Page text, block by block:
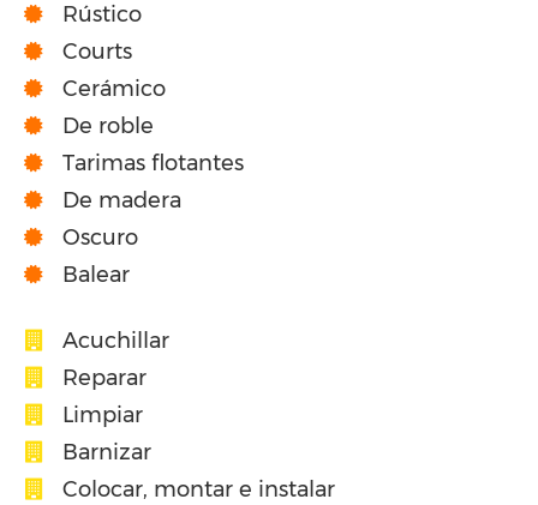
Rústico
Courts
Cerámico
De roble
Tarimas flotantes
De madera
Oscuro
Balear
Acuchillar
Reparar
Limpiar
Barnizar
Colocar, montar e instalar